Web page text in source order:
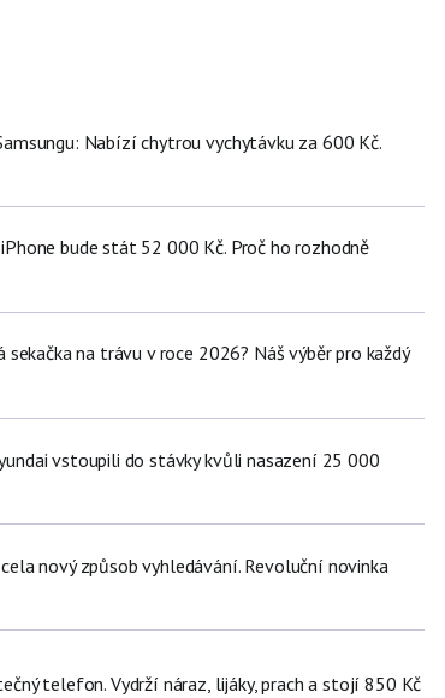
Nabízí chytrou vychytávku za 600 Kč.
bude stát 52 000 Kč. Proč ho rozhodně
na trávu v roce 2026? Náš výběr pro každý
vstoupili do stávky kvůli nasazení 25 000
nový způsob vyhledávání. Revoluční novinka
telefon. Vydrží náraz, lijáky, prach a stojí 850 Kč